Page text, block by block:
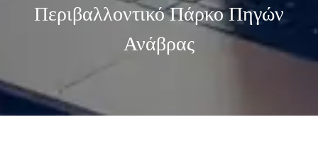
Περιβαλλοντικό Πάρκο Πηγών
Ανάβρας